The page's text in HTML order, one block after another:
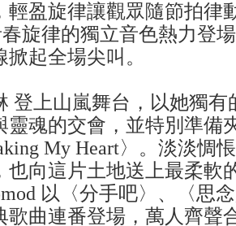
輕盈旋律讓觀眾隨節拍律
春旋律的獨立音色熱力登
起全場尖叫。
登上山嵐舞台，以她獨
靈魂的交會，並特別準備
My Heart〉。淡淡惆
也向這片土地送上最柔軟
以〈分手吧〉、〈思
歌曲連番登場，萬人齊聲